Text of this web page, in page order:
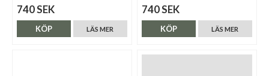
740 SEK
LÄS MER
KÖP
740 SEK
LÄS MER
KÖP